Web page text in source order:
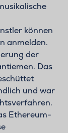
können
anmelden.
der
Das
und war
Ethereum-